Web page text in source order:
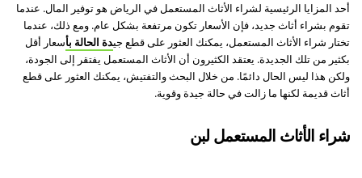
أحد المزايا الرئيسية لشراء الأثاث المستعمل في الرياض هو توفير المال. عندما
تقوم بشراء أثاث جديد، فإن الأسعار تكون مرتفعة بشكل عام. ومع ذلك، عندما
تختار شراء الأثاث المستعمل، يمكنك العثور على قطع جيدة الحالة بأسعار أقل
بكثير من تلك الجديدة. يعتقد الكثيرون أن الأثاث المستعمل يفتقر إلى الجودة،
ولكن هذا ليس الحال دائمًا. من خلال البحث والتفتيش، يمكنك العثور على قطع
أثاث قديمة لكنها ما زالت في حالة جيدة وقوية.
شراء الأثاث المستعمل لبن